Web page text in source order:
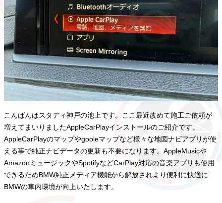
こんばんはスタディ神戸の池上です。ここ最近改めて施工ご依頼が
増えてまいりましたAppleCarPlayインストールのご紹介です。
AppleCarPlayのマップやgooleマップなど様々な地図ナビアプリが使
える事で純正ナビデータの更新も不要になります。AppleMusicや
AmazonミュージックやSpotifyなどCarPlay対応の音楽アプリも使用
できるためBMW純正メディア機能から解放されより便利に快適に
BMWの車内環境が向上いたします。